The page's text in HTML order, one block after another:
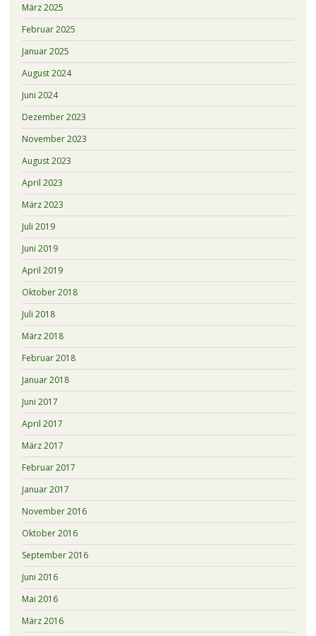
März 2025
Februar 2025
Januar 2025
August 2024
Juni 2024
Dezember 2023
November 2023
August 2023
April 2023
März 2023
Juli 2019
Juni 2019
April 2019
Oktober 2018
Juli 2018
März 2018
Februar 2018
Januar 2018
Juni 2017
April 2017
März 2017
Februar 2017
Januar 2017
November 2016
Oktober 2016
September 2016
Juni 2016
Mai 2016
März 2016